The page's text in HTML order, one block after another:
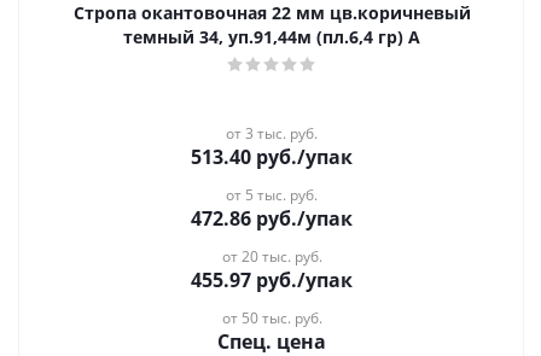
Стропа окантовочная 22 мм цв.коричневый
темный 34, уп.91,44м (пл.6,4 гр) А
от 3 тыс. руб.
513.40 руб./упак
от 5 тыс. руб.
472.86 руб./упак
от 20 тыс. руб.
455.97 руб./упак
от 50 тыс. руб.
Спец. цена